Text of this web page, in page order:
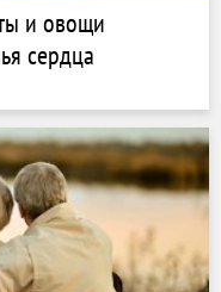
и овощи
сердца